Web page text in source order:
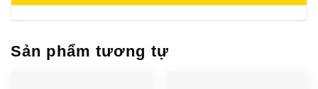
Sản phẩm tương tự